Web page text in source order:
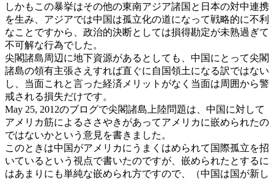
しかもこの暴挙はその他の東南アジア諸国と日本の対中連携
を生み、アジアでは中国は孤立化の道になって戦略的に不利
なことですから、政治的決断としては損得勘定が未熟過ぎて
不可解な行為でした。
尖閣諸島周辺に地下資源があるとしても、中国にとって尖閣
諸島の領有主張さえすれば直ぐに自国領土になる訳ではない
し、当面これと言った経済メリットがなく当面は周囲から警
戒される損失だけです。
May 25, 2012のブログで尖閣諸島上陸問題は、中国に対して
アメリカ筋によるささやきがあってアメリカに嵌められたの
ではないかという意見を書きました。
このときは中国がアメリカにうまくはめられて国際孤立を招
いているという視点で書いたのですが、嵌められたとするに
はあまりにも単純な嵌められ方ですので、（中国は国が新し